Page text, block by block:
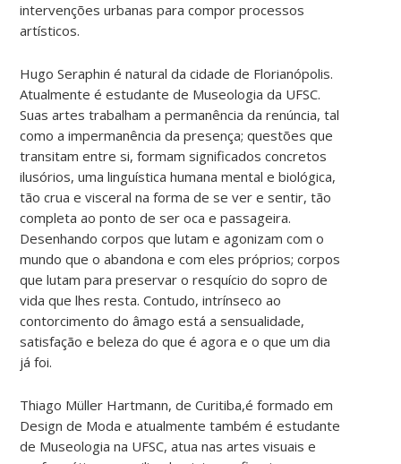
intervenções urbanas para compor processos
artísticos.
Hugo Seraphin é natural da cidade de Florianópolis.
Atualmente é estudante de Museologia da UFSC.
Suas artes trabalham a permanência da renúncia, tal
como a impermanência da presença; questões que
transitam entre si, formam significados concretos
ilusórios, uma linguística humana mental e biológica,
tão crua e visceral na forma de se ver e sentir, tão
completa ao ponto de ser oca e passageira.
Desenhando corpos que lutam e agonizam com o
mundo que o abandona e com eles próprios; corpos
que lutam para preservar o resquício do sopro de
vida que lhes resta. Contudo, intrínseco ao
contorcimento do âmago está a sensualidade,
satisfação e beleza do que é agora e o que um dia
já foi.
Thiago Müller Hartmann, de Curitiba,é formado em
Design de Moda e atualmente também é estudante
de Museologia na UFSC, atua nas artes visuais e